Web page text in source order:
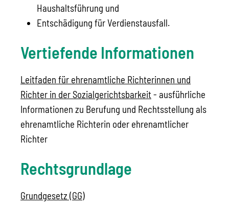
Haushaltsführung und
Entschädigung für Verdienstausfall.
Vertiefende Informationen
Leitfaden für ehrenamtliche Richterinnen und
Richter in der Sozialgerichtsbarkeit - ausführliche
Informationen zu Berufung und Rechtsstellung als
ehrenamtliche Richterin oder ehrenamtlicher
Richter
Rechtsgrundlage
Grundgesetz (GG)